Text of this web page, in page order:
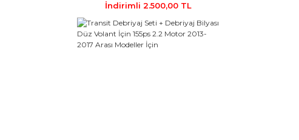
İndirimli 2.500,00 TL